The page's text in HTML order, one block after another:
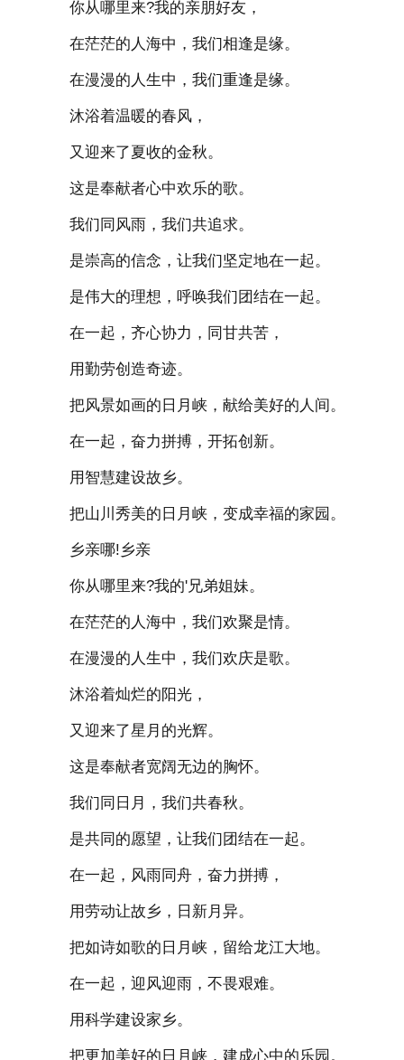
你从哪里来?我的亲朋好友，
在茫茫的人海中，我们相逢是缘。
在漫漫的人生中，我们重逢是缘。
沐浴着温暖的春风，
又迎来了夏收的金秋。
这是奉献者心中欢乐的歌。
我们同风雨，我们共追求。
是崇高的信念，让我们坚定地在一起。
是伟大的理想，呼唤我们团结在一起。
在一起，齐心协力，同甘共苦，
用勤劳创造奇迹。
把风景如画的日月峡，献给美好的人间。
在一起，奋力拼搏，开拓创新。
用智慧建设故乡。
把山川秀美的日月峡，变成幸福的家园。
乡亲哪!乡亲
你从哪里来?我的'兄弟姐妹。
在茫茫的人海中，我们欢聚是情。
在漫漫的人生中，我们欢庆是歌。
沐浴着灿烂的阳光，
又迎来了星月的光辉。
这是奉献者宽阔无边的胸怀。
我们同日月，我们共春秋。
是共同的愿望，让我们团结在一起。
在一起，风雨同舟，奋力拼搏，
用劳动让故乡，日新月异。
把如诗如歌的日月峡，留给龙江大地。
在一起，迎风迎雨，不畏艰难。
用科学建设家乡。
把更加美好的日月峡，建成心中的乐园。